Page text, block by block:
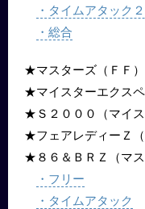
・タイムアタック
・総合
★マスターズ（ＦＦ）
★マイスターエクスペ
★Ｓ２０００（マイス
★フェアレディーＺ（
★８６＆ＢＲＺ（マス
・フリー
・タイムアタック